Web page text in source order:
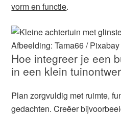
vorm en functie.
Afbeelding: Tama66 / Pixabay
Hoe integreer je een
in een klein
Plan zorgvuldig met ruimte,
gedachten. Creëer